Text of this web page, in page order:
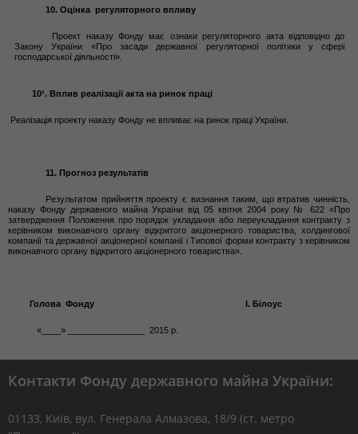
10. Оцінка регуляторного впливу
Проект наказу Фонду має ознаки регуляторного акта відповідно до
Закону України «Про засади державної регуляторної політики у сфері
господарської діяльності».
10¹. Вплив реалізації акта на ринок праці
Реалізація проекту наказу Фонду не впливає на ринок праці України.
11. Прогноз результатів
Результатом прийняття проекту є визнання таким, що втратив чинність,
наказу Фонду державного майна України від 05 квітня 2004 року № 622 «Про
затвердження Положення про порядок укладання або переукладання контракту з
керівником виконавчого органу відкритого акціонерного товариства, холдингової
компанії та державної акціонерної компанії і Типової форми контракту з керівником
виконавчого органу відкритого акціонерного товариства».
Голова Фонду І. Білоус
«____» ________________ 2015 р.
Контакти Фонду державного майна України:
01133, Kиїв, вул. Генерала Алмазова, 18/9 (ст. метро